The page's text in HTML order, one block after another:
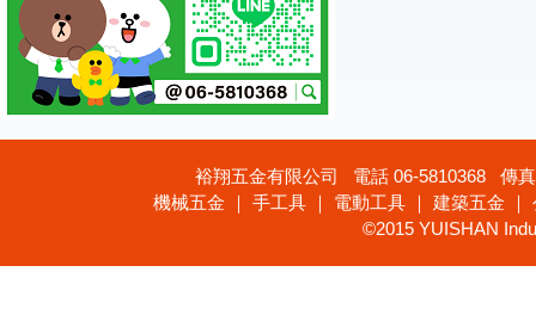
裕翔五金有限公司 電話 06-5810368 傳
機械五金 ｜ 手工具 ｜ 電動工具 ｜ 建築五金
©2015 YUISHAN